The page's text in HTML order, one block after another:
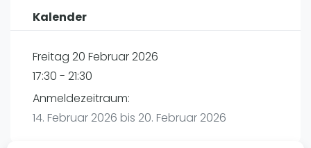
Playtomic
Ranking
Männer
Frauen
FIP Männer
Kalender
Freitag 20 Februar 2026
17:30 - 21:30
Anmeldezeitraum:
14. Februar 2026 bis 20. Februar 2026